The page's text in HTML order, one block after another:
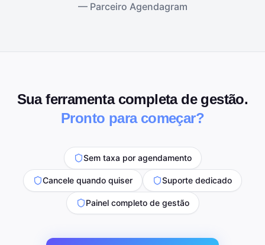
— Parceiro Agendagram
Sua ferramenta completa de gestão.
Pronto para começar?
Sem taxa por agendamento
Cancele quando quiser Suporte dedicado
Painel completo de gestão